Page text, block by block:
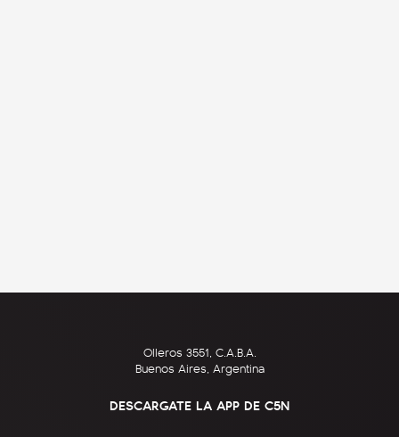
Olleros 3551, C.A.B.A.
Buenos Aires, Argentina
DESCARGATE LA APP DE C5N